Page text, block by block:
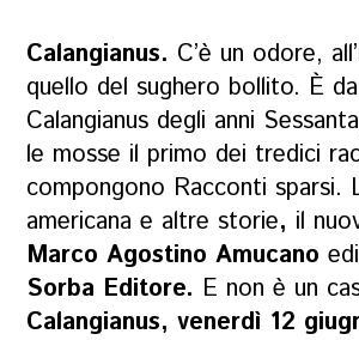
Calangianus. C’è un odore,
quello del sughero bollito. È
Calangianus degli anni
le mosse il primo dei tredici
compongono Racconti sparsi.
americana e altre storie, il
Marco Agostino Amucano
Sorba Editore. E non è un
Calangianus, venerdì 12